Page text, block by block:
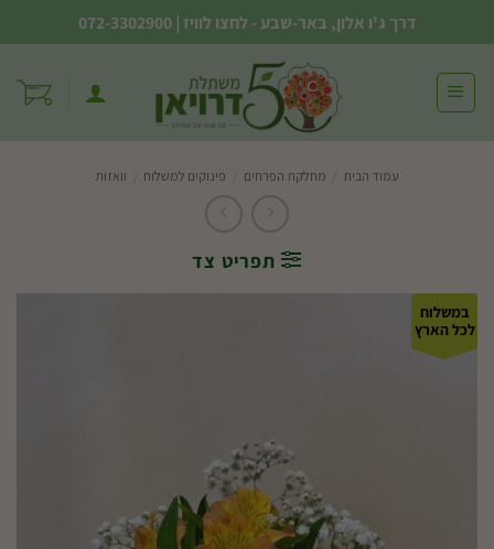
to
content
דרך ג'ו אלון, באר-שבע - לחצו לוויז |
072-3302900
עמוד הבית מחלקת הפרחים פינוקים למשלוח וואזות
תפריט צד
במשלוח
לכל הארץ